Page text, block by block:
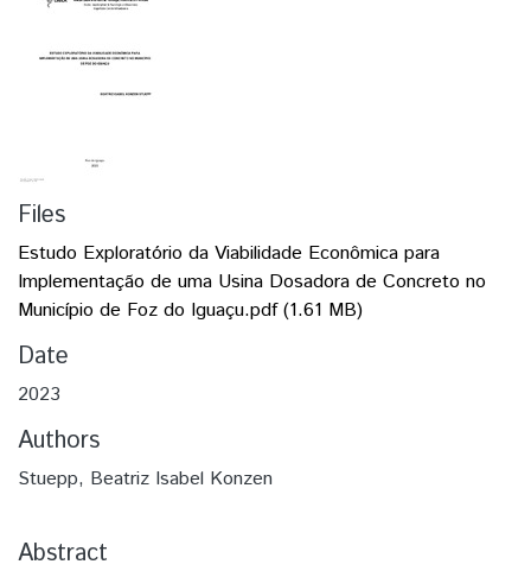
Files
Estudo Exploratório da Viabilidade Econômica para
Implementação de uma Usina Dosadora de Concreto no
Município de Foz do Iguaçu.pdf(1.61 MB)
Date
2023
Authors
Stuepp, Beatriz Isabel Konzen
Abstract